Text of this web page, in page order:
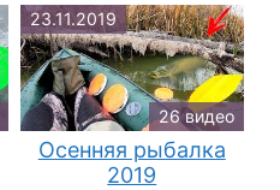
23.11.2019
26 видео
Осенняя рыбалка
2019